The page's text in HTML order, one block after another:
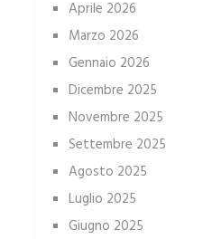
Aprile 2026
Marzo 2026
Gennaio 2026
Dicembre 2025
Novembre 2025
Settembre 2025
Agosto 2025
Luglio 2025
Giugno 2025